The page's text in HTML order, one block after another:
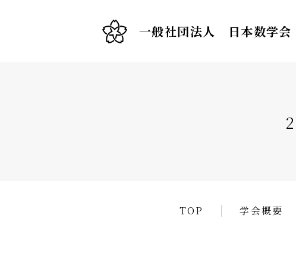
一般社団法人 日本数学会
TOP 学会概要